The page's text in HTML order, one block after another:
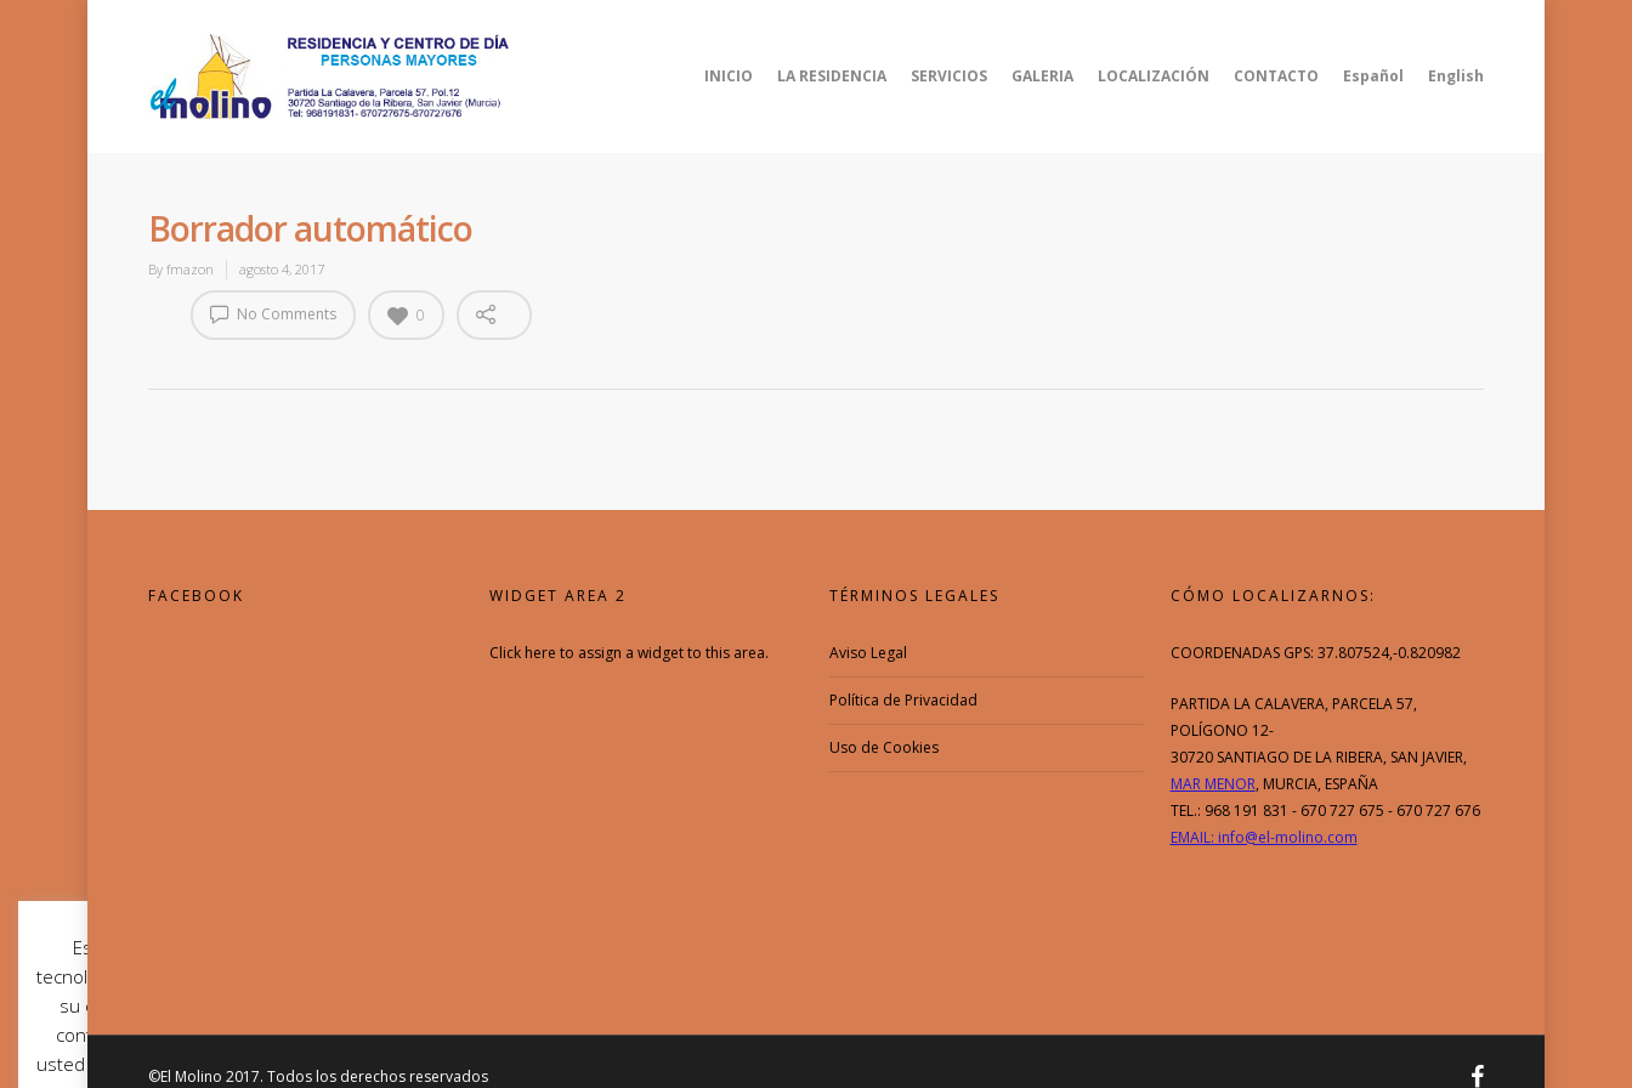
INICIO LA RESIDENCIA SERVICIOS GALERIA LOCALIZACIÓN CONTACTO Español English
Borrador automático
By fmazon agosto 4, 2017
No Comments 0
FACEBOOK WIDGET AREA 2
Click here to assign a widget to this area.
TÉRMINOS LEGALES
Aviso Legal
Política de Privacidad
Uso de Cookies
CÓMO LOCALIZARNOS:
COORDENADAS GPS: 37.807524,-0.820982
PARTIDA LA CALAVERA, PARCELA 57,
POLÍGONO 12-
30720 SANTIAGO DE LA RIBERA, SAN JAVIER,
MAR MENOR, MURCIA, ESPAÑA
TEL.: 968 191 831 - 670 727 675 - 670 727 676
EMAIL: info@el-molino.com
©El Molino 2017. Todos los derechos reservados
Esta web utiliza cookies y otras
tecnologías para que podamos mejorar
su experiencia en nuestra web. Al
continuar navegando por este sitio
usted acepta el uso de cookies propias